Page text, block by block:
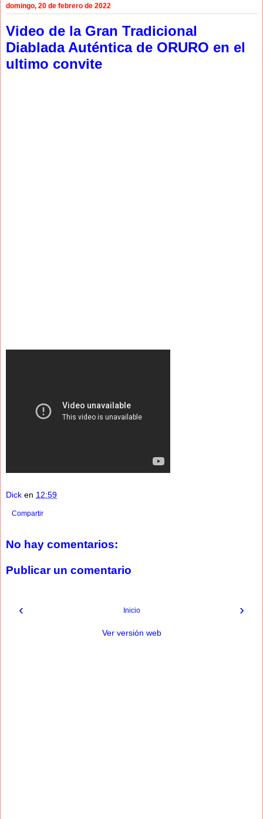
domingo, 20 de febrero de 2022
Video de la Gran Tradicional
Diablada Auténtica de ORURO en el
ultimo convite
Dick en 12:59
Compartir
No hay comentarios:
Publicar un comentario
‹ ›
Inicio
Ver versión web